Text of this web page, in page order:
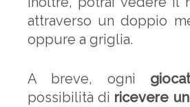
attraverso un doppio
oppure a griglia.
A breve, ogni
possibilità di ricevere